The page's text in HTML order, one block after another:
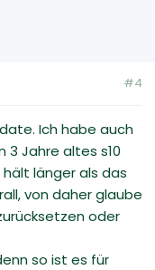
#4
Ich habe auch
3 Jahre altes s10
länger als das
von daher glaube
oder
so ist es für